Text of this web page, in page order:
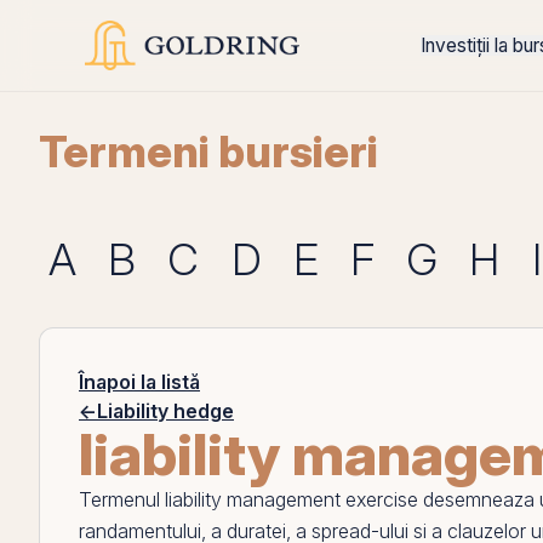
Investiții la
Termeni bursieri
A B C D E F G H I
Înapoi la listă
←Liability hedge
liability
Termenul liability management exercise desemneaza
randamentului, a duratei, a spread-ului si a clauzelor